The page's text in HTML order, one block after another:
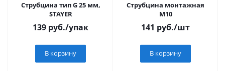
Струбцина тип G 25 мм,
STAYER
139 руб./упак
В корзину
Струбцина монтажная
М10
141 руб./шт
В корзину